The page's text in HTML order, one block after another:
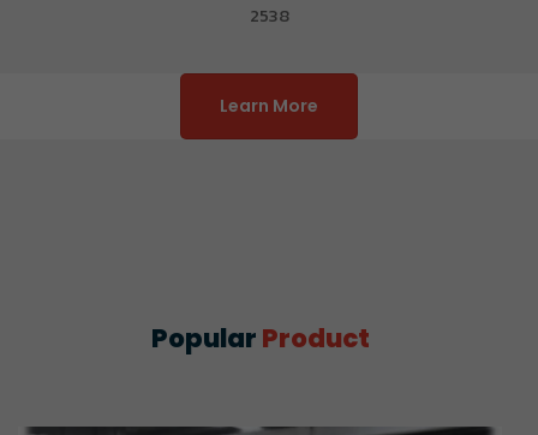
2538
Learn More
Popular Product